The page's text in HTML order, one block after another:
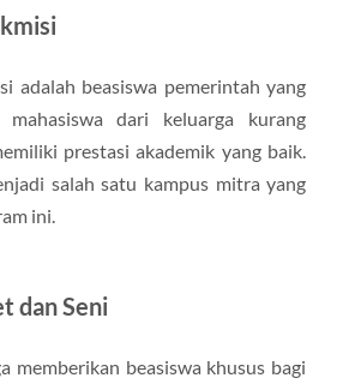
adalah beasiswa pemerintah yang
dari keluarga kurang
prestasi akademik yang baik.
salah satu kampus mitra yang
ini.
dan Seni
memberikan beasiswa khusus bagi